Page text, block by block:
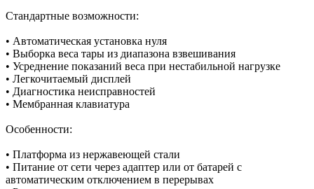
Стандартные возможности:
• Автоматическая установка нуля
• Выборка веса тары из диапазона взвешивания
• Усреднение показаний веса при нестабильной нагрузке
• Легкочитаемый дисплей
• Диагностика неисправностей
• Мембранная клавиатура
Особенности:
• Платформа из нержавеющей стали
• Питание от сети через адаптер или от батарей с
автоматическим отключением в перерывах